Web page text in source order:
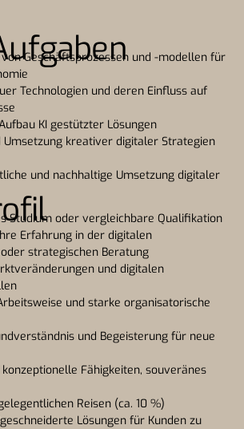
Geschäftsprozessen und -modellen für
Technologien und deren Einfluss auf
KI gestützter Lösungen
Umsetzung kreativer digitaler Strategien
und nachhaltige Umsetzung digitaler
Studium oder vergleichbare Qualifikation
Erfahrung in der digitalen
strategischen Beratung
und digitalen
und starke organisatorische
und Begeisterung für neue
Fähigkeiten, souveränes
Reisen (ca. 10 %)
Lösungen für Kunden zu